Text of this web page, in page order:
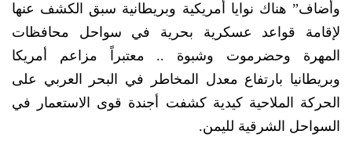
وأَضاف” هناك نوايا أمريكية وبريطانية سبق الكشف عنها
لإقامة قواعد عسكرية بحرية في سواحل محافظات
المهرة وحضرموت وشبوة .. معتبراً مزاعم أمريكا
وبريطانيا بارتفاع معدل المخاطر في البحر العربي على
الحركة الملاحية كيدية كشفت أجندة قوى الاستعمار في
السواحل الشرقية لليمن.